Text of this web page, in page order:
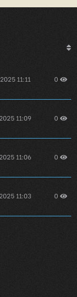
11:11 0
11:09 0
11:06 0
11:03 0